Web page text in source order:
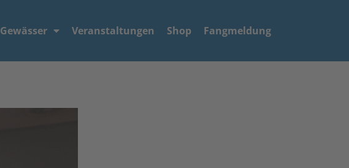
Gewässer Veranstaltungen Shop Fangmeldung